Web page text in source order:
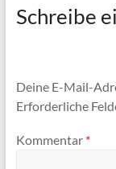
Schreibe
Deine E-Mail-
Erforderliche
Kommentar *